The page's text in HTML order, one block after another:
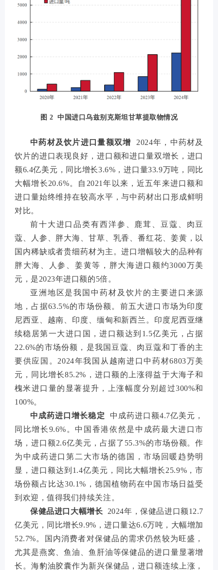
图 2 中国进口乌兹别克斯坦甘草提取物情况
中药材及饮片进口量额双增 2024年，中药材及
饮片的进口表现良好，进口额和进口量双增长，进口
额6.4亿美元，同比增长3.6%，进口量33.9万吨，同比
大幅增长20.6%。自2021年以来，近五年来进口额和
进口量始终维持在较高水平，与中药材出口形成鲜明
对比。
前十大进口品类有西洋参、鹿茸、豆蔻、肉豆
蔻、人参、胖大海、甘草、乳香、番红花、姜黄，以
国内稀缺或者贵细药材为主。进口增幅较大的品种有
胖大海、人参、姜黄等，胖大海进口额约3000万美
元，是2023年进口额的5倍。
亚洲地区是我国中药材及饮片的主要进口来源
地，占据63.5%的市场份额。前五大进口市场为印度
尼西亚、越南、印度、缅甸和新西兰。印度尼西亚继
续稳居第一大进口国，进口额达到1.5亿美元，占据
22.6%的市场份额，是我国豆蔻、肉豆蔻和丁香的主
要供应国。2024年我国从越南进口中药材6803万美
元，同比增长85.2%，进口额的上涨得益于大海子和
槐米进口量的显著提升，上涨幅度分别超过300%和
100%。
中成药进口增长稳定 中成药进口额4.7亿美元，
同比增长9.6%。中国香港依然是中成药最大进口市
场，进口额2.6亿美元，占据了55.3%的市场份额。作
为中成药进口第二大市场的德国，市场回暖趋势明
显，进口额达到1.4亿美元，同比大幅增长25.9%，市
场份额占比达30.1%，德国植物药在中国市场日益受
到欢迎，值得我们持续关注。
保健品进口大幅增长 2024年，保健品进口额12.7
亿美元，同比增长9.9%，进口量达6.6万吨，大幅增加
52.7%。国内消费者对保健品的需求仍然较为旺盛，
尤其是燕窝、鱼油、鱼肝油等保健品的进口量显著增
长。海豹油胶囊作为新兴保健品，进口额连续上涨，